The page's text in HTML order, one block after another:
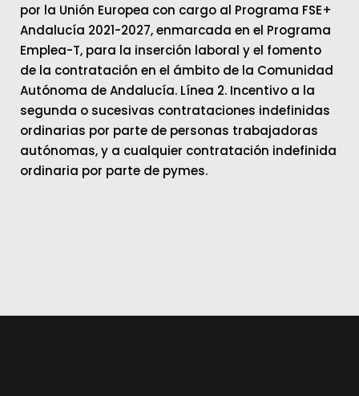
por la Unión Europea con cargo al Programa FSE+
Andalucía 2021-2027, enmarcada en el Programa
Emplea-T, para la inserción laboral y el fomento
de la contratación en el ámbito de la Comunidad
Autónoma de Andalucía. Línea 2. Incentivo a la
segunda o sucesivas contrataciones indefinidas
ordinarias por parte de personas trabajadoras
autónomas, y a cualquier contratación indefinida
ordinaria por parte de pymes.